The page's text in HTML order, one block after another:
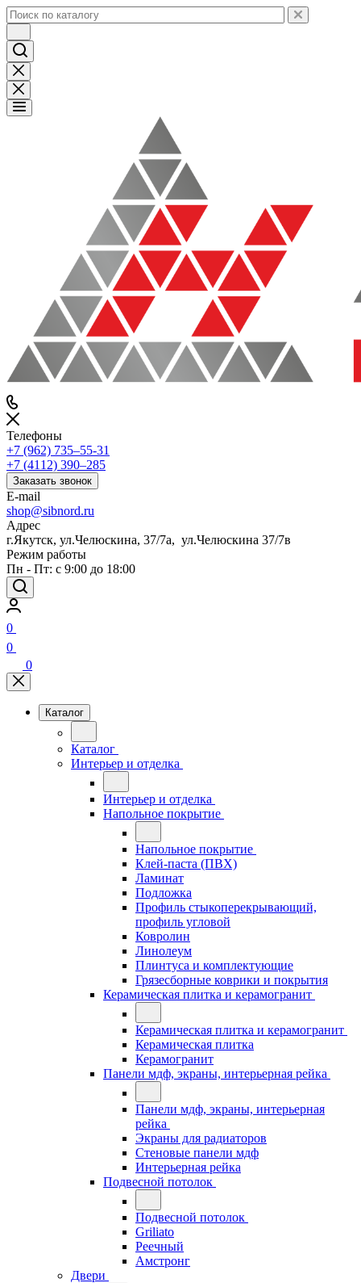
Телефоны
+7 (962) 735‒55-31
+7 (4112) 390‒285
Заказать звонок
E-mail
shop@sibnord.ru
Адрес
​г.Якутск, ул.Челюскина, 37/7а, ул.Челюскина 37/7в
Режим работы
Пн - Пт: с 9:00 до 18:00
0
0
0
Каталог
Каталог
Интерьер и отделка
Интерьер и отделка
Напольное покрытие
Напольное покрытие
Клей-паста (ПВХ)
Ламинат
Подложка
Профиль стыкоперекрывающий,
профиль угловой
Ковролин
Линолеум
Плинтуса и комплектующие
Грязесборные коврики и покрытия
Керамическая плитка и керамогранит
Керамическая плитка и керамогранит
Керамическая плитка
Керамогранит
Панели мдф, экраны, интерьерная рейка
Панели мдф, экраны, интерьерная
рейка
Экраны для радиаторов
Стеновые панели мдф
Интерьерная рейка
Подвесной потолок
Подвесной потолок
Griliato
Реечный
Амстронг
Двери